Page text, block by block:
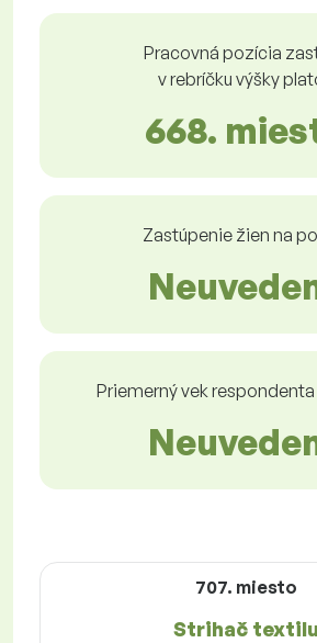
Pracovná pozícia
v rebríčku výšky
668.
Zastúpenie žien na
Priemerný vek
707. miesto
Strihač textilu